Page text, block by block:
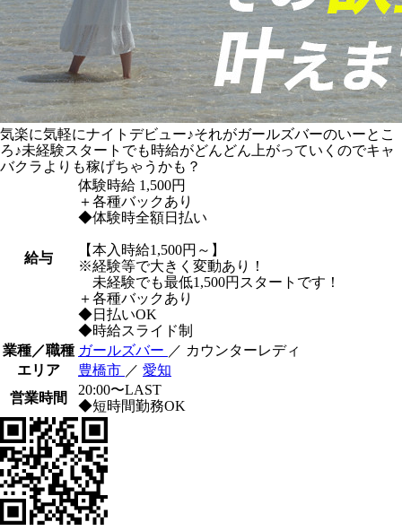
気楽に気軽にナイトデビュー♪それがガールズバーのいーとこ
ろ♪未経験スタートでも時給がどんどん上がっていくのでキャ
バクラよりも稼げちゃうかも？
給与
体験時給 1,500円
＋各種バックあり
◆体験時全額日払い
【本入時給1,500円～】
※経験等で大きく変動あり！
未経験でも最低1,500円スタートです！
＋各種バックあり
◆日払いOK
◆時給スライド制
業種／職種 ガールズバー ／ カウンターレディ
エリア
豊橋市 ／ 愛知
営業時間
20:00〜LAST
◆短時間勤務OK